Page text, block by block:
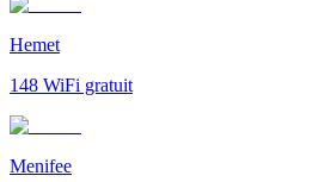
Hemet
148 WiFi gratuit
Menifee